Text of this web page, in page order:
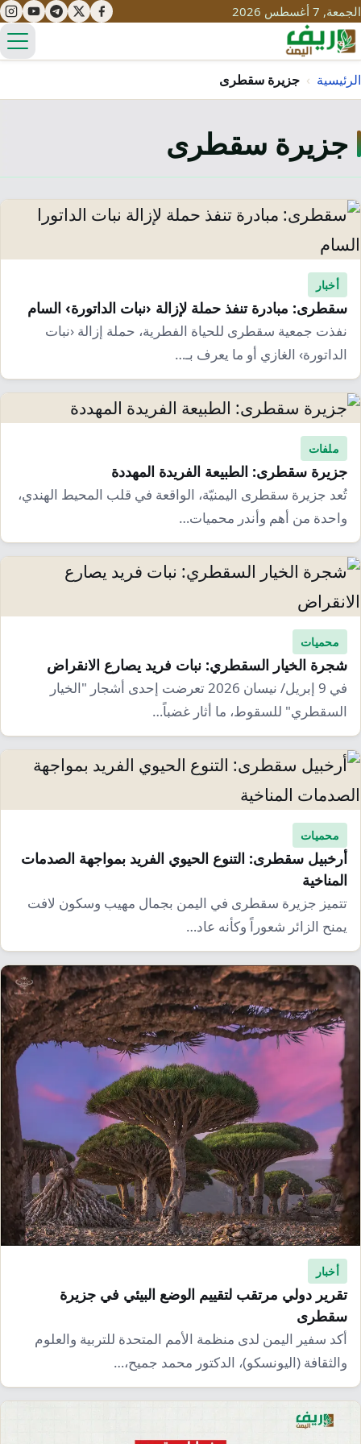
الجمعة, 7 أغسطس 2026
صحة
مياه
قصص نجاح
مبادرات
سياحة
تراث
ثقافة
التغير المناخي
محميات
التلوث
تحديات
حلول
إرشاد زراعي
نساء
معيشة
قصة
انفوجرافيك
قصص رقمية
تقارير صور
فيديو
الرئيسية › جزيرة سقطرى
جزيرة سقطرى
أخبار
سقطرى: مبادرة تنفذ حملة لإزالة ‹نبات الداتورة› السام
نفذت جمعية سقطرى للحياة الفطرية، حملة إزالة ‹نبات
الداتورة› الغازي أو ما يعرف بـ…
ملفات
جزيرة سقطرى: الطبيعة الفريدة المهددة
تُعد جزيرة سقطرى اليمنيّة، الواقعة في قلب المحيط الهندي،
واحدة من أهم وأندر محميات…
محميات
شجرة الخيار السقطري: نبات فريد يصارع الانقراض
في 9 إبريل/ نيسان 2026 تعرضت إحدى أشجار "الخيار
السقطري" للسقوط، ما أثار غضباً…
محميات
أرخبيل سقطرى: التنوع الحيوي الفريد بمواجهة الصدمات
المناخية
تتميز جزيرة سقطرى في اليمن بجمال مهيب وسكون لافت
يمنح الزائر شعوراً وكأنه عاد…
أخبار
تقرير دولي مرتقب لتقييم الوضع البيئي في جزيرة
سقطرى
أكد سفير اليمن لدى منظمة الأمم المتحدة للتربية والعلوم
والثقافة (اليونسكو)، الدكتور محمد جميح،…